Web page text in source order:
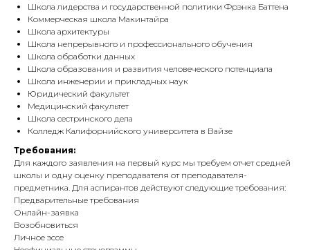
Школа лидерства и государственной политики Фрэнка Баттена
Коммерческая школа Макинтайра
Школа архитектуры
Школа непрерывного и профессионального обучения
Школа обработки данных
Школа образования и развития человеческого потенциала
Школа инженерии и прикладных наук
Юридический факультет
Медицинский факультет
Школа сестринского дела
Колледж Калифорнийского университета в Вайзе
Требования:
Для каждого заявления на первый курс мы требуем отчет средней
школы и одну оценку преподавателя от преподавателя-
предметника. Для аспирантов действуют следующие требования:
Предварительные требования
Онлайн-заявка
Возобновиться
Личное эссе